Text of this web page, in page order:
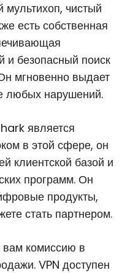
мультихоп, чистый
есть собственная
и безопасный поиск
мгновенно выдает
любых нарушений.
является
в этой сфере, он
клиентской базой и
программ. Он
продукты,
стать партнером.
комиссию в
VPN доступен